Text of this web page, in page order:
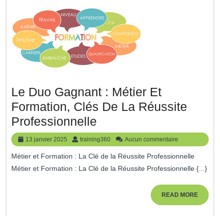
Le Duo Gagnant : Métier Et
Formation, Clés De La Réussite
Professionnelle
Duo
Gagnant
:
13 janvier 2025
13
janvier
2025
training360 training360
Aucun commentaire
Métier et Formation : La Clé de la Réussite Professionnelle
Métier et Formation : La Clé de la Réussite Professionnelle {...}
READ MOREREAD
MORE